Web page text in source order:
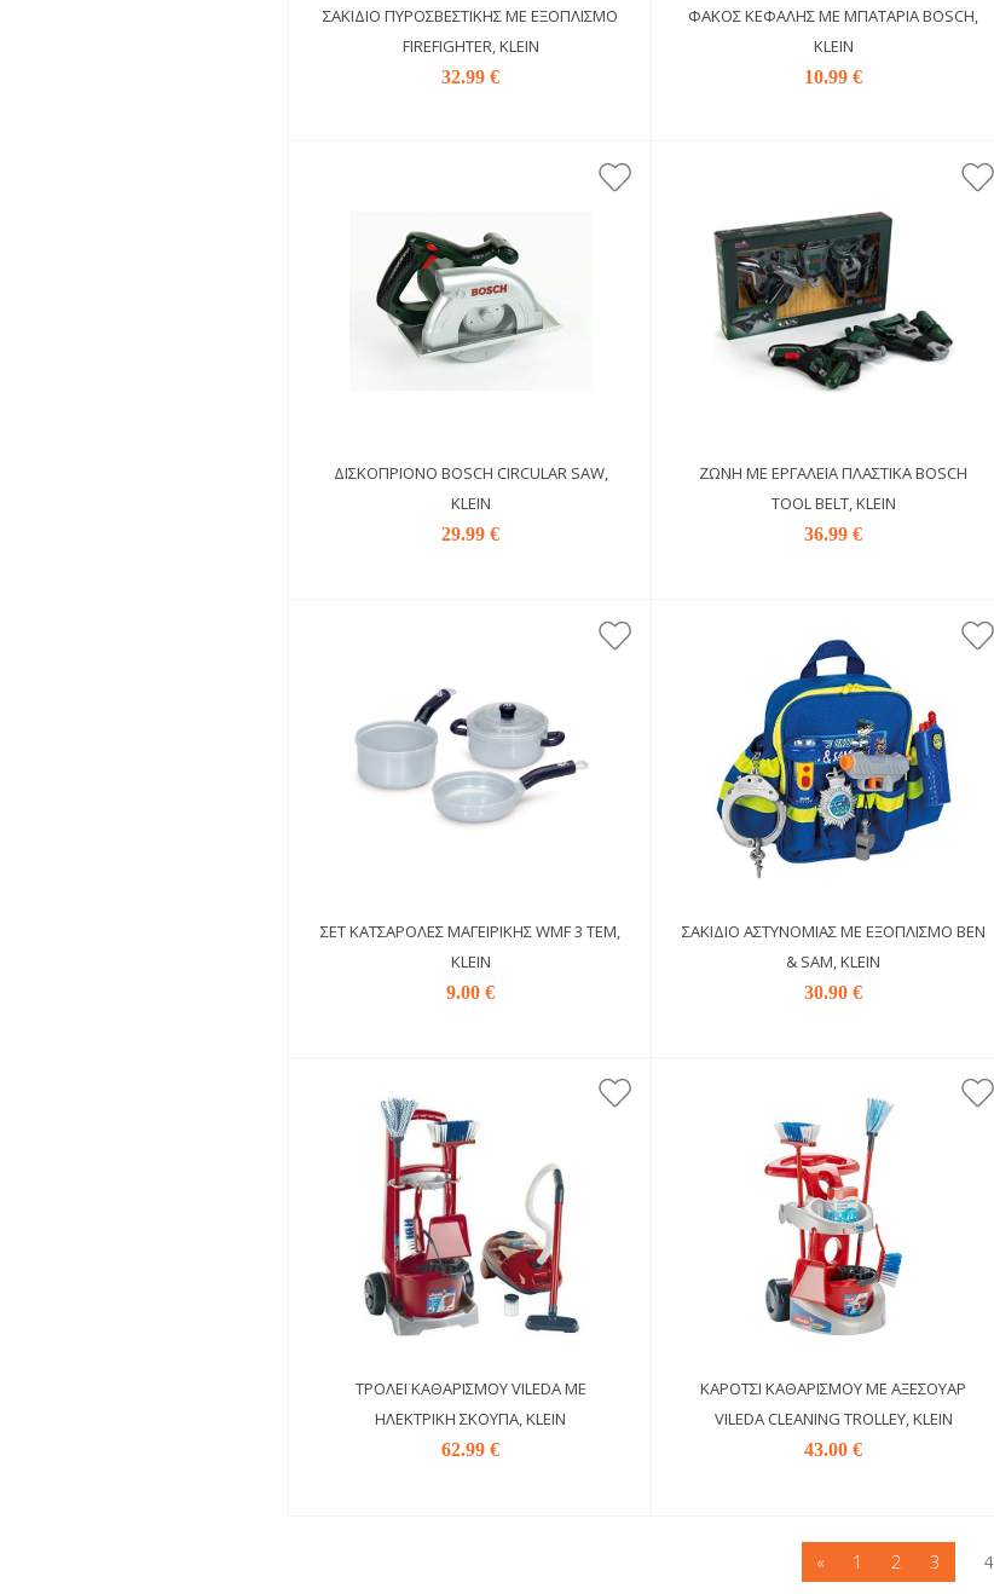
ΣΑΚΊΔΙΟ ΠΥΡΟΣΒΕΣΤΙΚΉΣ ΜΕ ΕΞΟΠΛΙΣΜΌ
FIREFIGHTER, KLEIN
32.99 €
ΦΑΚΌΣ ΚΕΦΑΛΉΣ ΜΕ ΜΠΑΤΑΡΊΑ BOSCH,
KLEIN
10.99 €
ΔΙΣΚΟΠΡΊΟΝΟ BOSCH CIRCULAR SAW,
KLEIN
29.99 €
ΖΏΝΗ ΜΕ ΕΡΓΑΛΕΊΑ ΠΛΑΣΤΙΚΆ BOSCH
TOOL BELT, KLEIN
36.99 €
ΣΕΤ ΚΑΤΣΑΡΌΛΕΣ ΜΑΓΕΙΡΙΚΉΣ WMF 3 ΤΕΜ,
KLEIN
9.00 €
ΣΑΚΊΔΙΟ ΑΣΤΥΝΟΜΊΑΣ ΜΕ ΕΞΟΠΛΙΣΜΌ BEN
& SAM, KLEIN
30.90 €
ΤΡΌΛΕΪ ΚΑΘΑΡΙΣΜΟΎ VILEDA ΜΕ
ΗΛΕΚΤΡΙΚΉ ΣΚΟΎΠΑ, KLEIN
62.99 €
ΚΑΡΌΤΣΙ ΚΑΘΑΡΙΣΜΟΎ ΜΕ ΑΞΕΣΟΥΆΡ
VILEDA CLEANING TROLLEY, KLEIN
43.00 €
« 1 2 3 4